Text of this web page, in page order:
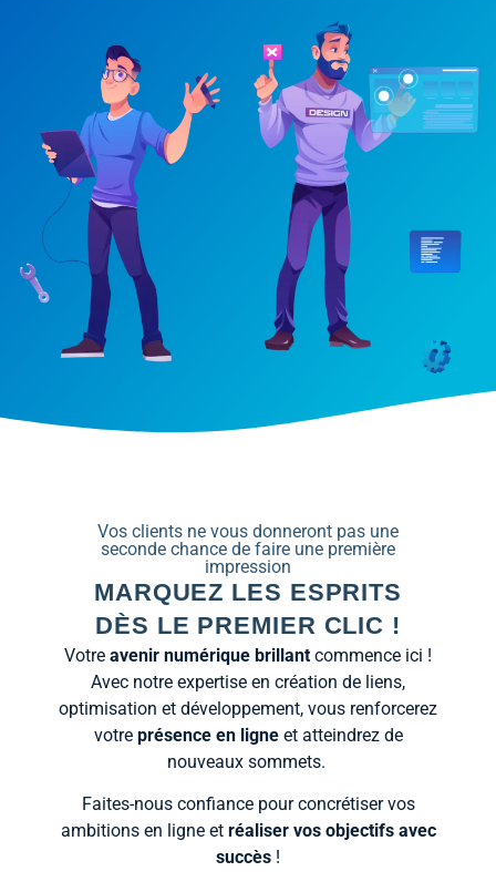
Vos clients ne vous donneront pas une
seconde chance de faire une première
impression
MARQUEZ LES ESPRITS
DÈS LE PREMIER CLIC !
Votre avenir numérique brillant commence ici !
Avec notre expertise en création de liens,
optimisation et développement, vous renforcerez
votre présence en ligneet atteindrez de
nouveaux sommets.
Faites-nous confiance pour concrétiser vos
ambitions en ligne et réaliser vos objectifs avec
succès !